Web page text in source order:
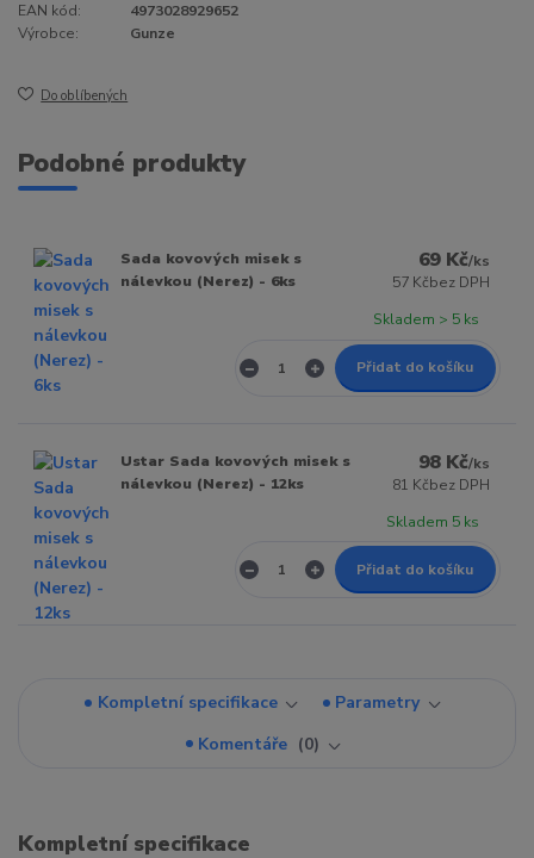
EAN kód:
4973028929652
Výrobce:
Gunze
Do oblíbených
Podobné produkty
Sada kovových misek s
nálevkou (Nerez) - 6ks
69 Kč/ks
57 Kčbez DPH
Skladem > 5 ks
Přidat do košíku
Ustar Sada kovových misek s
nálevkou (Nerez) - 12ks
98 Kč/ks
81 Kčbez DPH
Skladem 5 ks
Přidat do košíku
Kompletní specifikace
Parametry
Komentáře
0
Kompletní specifikace